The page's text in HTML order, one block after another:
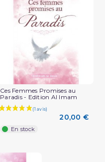
Ces Femmes Promises au
Paradis - Edition Al Imam
20,00 €
En stock